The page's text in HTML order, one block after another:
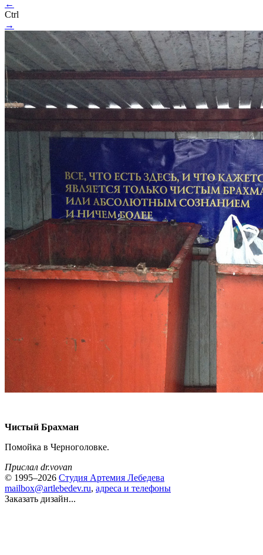
←
Ctrl
→
Чистый Брахман
Помойка в Черноголовке.
Прислал dr.vovan
© 1995–2026 Студия Артемия Лебедева
mailbox@artlebedev.ru, адреса и телефоны
Заказать дизайн...